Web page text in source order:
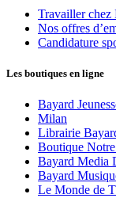
Travailler chez
Nos offres
Candidature
Les boutiques en ligne
Bayard
Milan
Librairie
Boutique
Bayard Media
Bayard
Le Monde de